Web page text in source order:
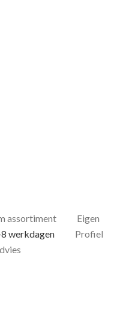
assortiment
Eigen
werkdagen
Profiel